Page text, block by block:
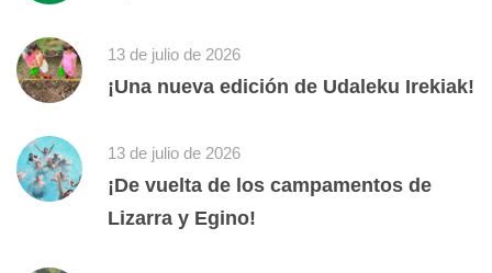
13 de julio de 2026
¡Una nueva edición de Udaleku Irekiak!
13 de julio de 2026
¡De vuelta de los campamentos de
Lizarra y Egino!